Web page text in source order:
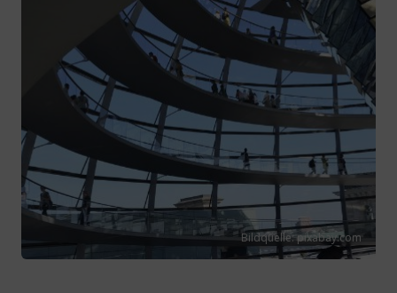
Bildquelle: pixabay.com